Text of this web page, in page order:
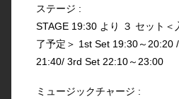
ステージ :
STAGE 19:30 より ３ セット
了予定＞ 1st Set 19:30～20:20
21:40/ 3rd Set 22:10～23:00
ミュージックチャージ :